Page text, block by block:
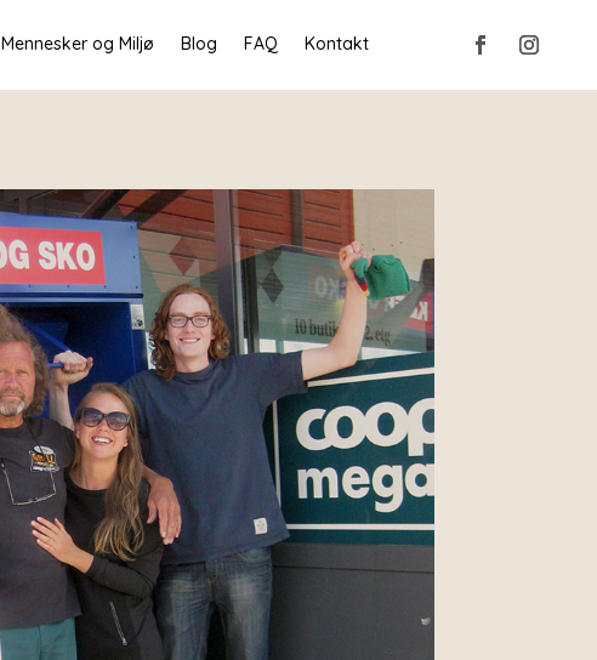
Mennesker og Miljø Blog FAQ Kontakt